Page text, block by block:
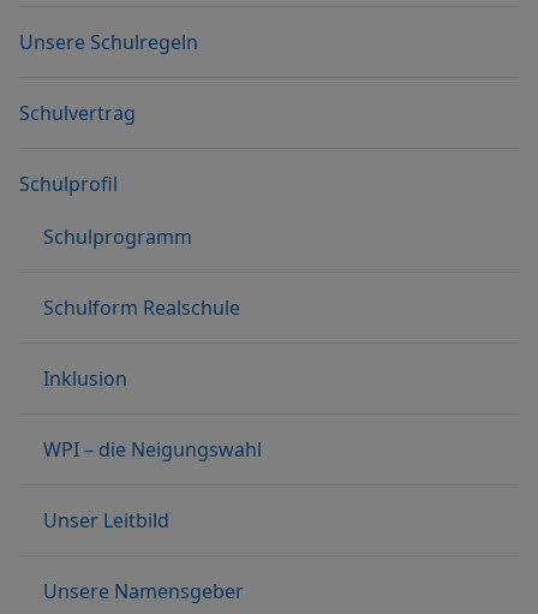
Unsere Schulregeln
Schulvertrag
Schulprofil
Schulprogramm
Schulform Realschule
Inklusion
WPI – die Neigungswahl
Unser Leitbild
Unsere Namensgeber